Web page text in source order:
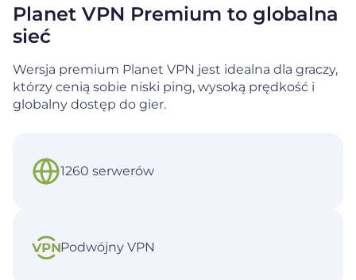
Planet VPN Premium to globalna
sieć
Wersja premium Planet VPN jest idealna dla graczy,
którzy cenią sobie niski ping, wysoką prędkość i
globalny dostęp do gier.
1260 serwerów
Podwójny VPN